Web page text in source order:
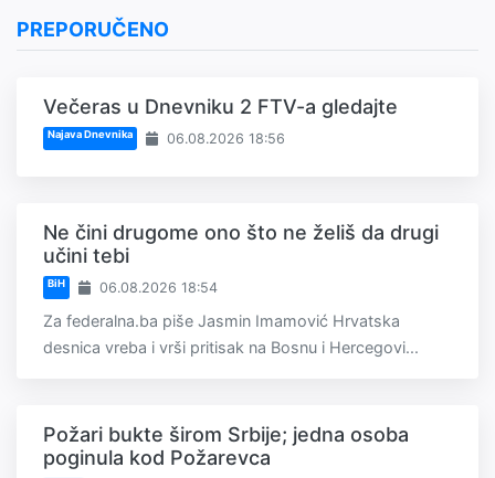
PREPORUČENO
Večeras u Dnevniku 2 FTV-a gledajte
Najava Dnevnika 06.08.2026 18:56
Ne čini drugome ono što ne želiš da drugi
učini tebi
BiH 06.08.2026 18:54
Za federalna.ba piše Jasmin Imamović Hrvatska
desnica vreba i vrši pritisak na Bosnu i Hercegovi...
Požari bukte širom Srbije; jedna osoba
poginula kod Požarevca